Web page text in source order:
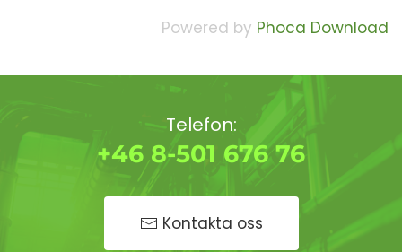
Powered by Phoca Download
Telefon:
+46 8-501 676 76
Kontakta oss